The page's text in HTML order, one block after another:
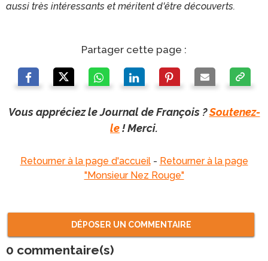
aussi très intéressants et méritent d'être découverts.
Partager cette page :
Vous appréciez le Journal de François ?Soutenez-
le! Merci.
Retourner à la page d'accueil- Retourner à la page
"Monsieur Nez Rouge"
DÉPOSER UN COMMENTAIRE
0 commentaire(s)